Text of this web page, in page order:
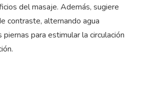
del masaje. Además, sugiere
contraste, alternando agua
para estimular la circulación